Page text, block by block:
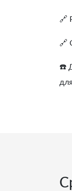
🔗
🔗
☎️